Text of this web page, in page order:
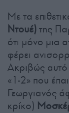
Με τα
Ντουέ)της
ότι μόνο μια
φέρει
Ακριβώς αυτό
«1-2» που
Γεωργιανός
κρίκο)